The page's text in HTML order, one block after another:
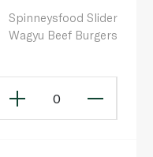
Spinneysfood Slider
Wagyu Beef Burgers
0